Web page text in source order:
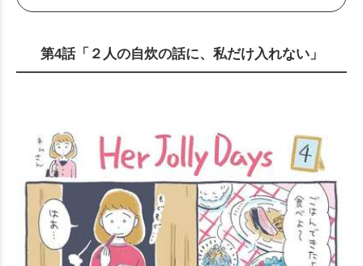
第4話「２人の自炊の話に、私だけ入れない」